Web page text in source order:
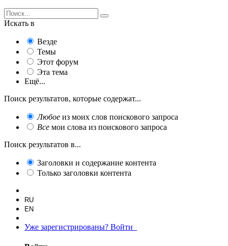
Искать в
Везде
Темы
Этот форум
Эта тема
Ещё...
Поиск результатов, которые содержат...
Любое из моих слов поискового запроса
Все мои слова из поискового запроса
Поиск результатов в...
Заголовки и содержание контента
Только заголовки контента
RU
EN
Уже зарегистрированы? Войти